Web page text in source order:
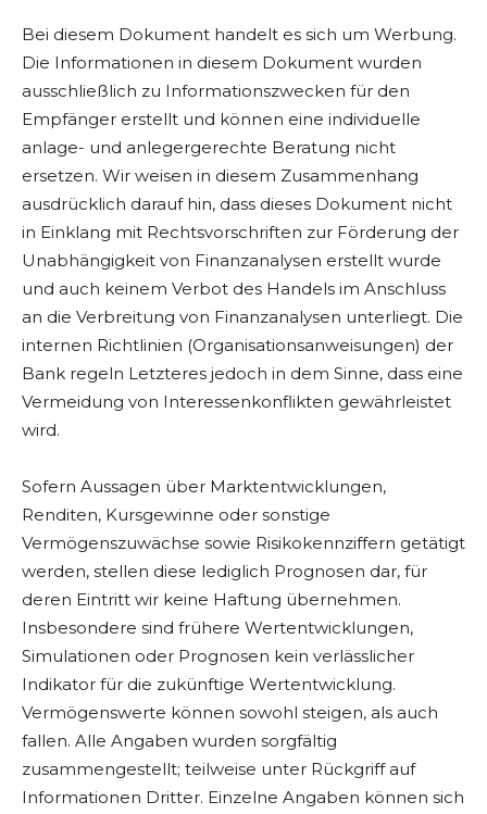
Bei diesem Dokument handelt es sich um Werbung.
Die Informationen in diesem Dokument wurden
ausschließlich zu Informationszwecken für den
Empfänger erstellt und können eine individuelle
anlage- und anlegergerechte Beratung nicht
ersetzen. Wir weisen in diesem Zusammenhang
ausdrücklich darauf hin, dass dieses Dokument nicht
in Einklang mit Rechtsvorschriften zur Förderung der
Unabhängigkeit von Finanzanalysen erstellt wurde
und auch keinem Verbot des Handels im Anschluss
an die Verbreitung von Finanzanalysen unterliegt. Die
internen Richtlinien (Organisationsanweisungen) der
Bank regeln Letzteres jedoch in dem Sinne, dass eine
Vermeidung von Interessenkonflikten gewährleistet
wird.
Sofern Aussagen über Marktentwicklungen,
Renditen, Kursgewinne oder sonstige
Vermögenszuwächse sowie Risikokennziffern getätigt
werden, stellen diese lediglich Prognosen dar, für
deren Eintritt wir keine Haftung übernehmen.
Insbesondere sind frühere Wertentwicklungen,
Simulationen oder Prognosen kein verlässlicher
Indikator für die zukünftige Wertentwicklung.
Vermögenswerte können sowohl steigen, als auch
fallen. Alle Angaben wurden sorgfältig
zusammengestellt; teilweise unter Rückgriff auf
Informationen Dritter. Einzelne Angaben können sich